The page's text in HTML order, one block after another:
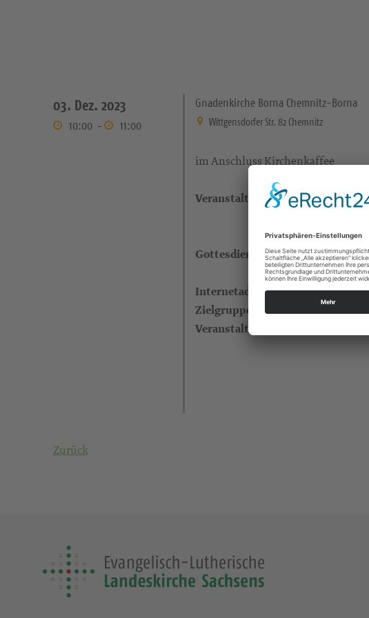
03. Dez. 2023
10:00 - 11:00
Gnadenkirche Borna Chemnitz-Borna
Wittgensdorfer Str. 82 Chemnitz
im Anschluss Kirchenkaffee
Veranstaltungsort
Gottesdienstleitende
Internetadresse
Zielgruppe
Veranstalter
Zurück